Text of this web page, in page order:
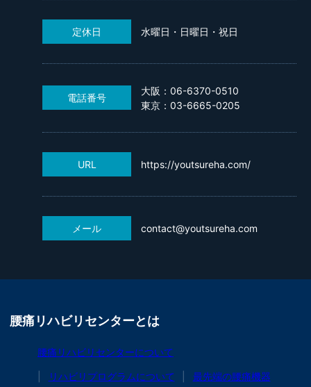
定休日 水曜日・日曜日・祝日
電話番号
大阪：06-6370-0510
東京：03-6665-0205
URL https://youtsureha.com/
メール contact@youtsureha.com
腰痛リハビリセンターとは
腰痛リハビリセンターについて
リハビリプログラムについて 最先端の腰痛機器